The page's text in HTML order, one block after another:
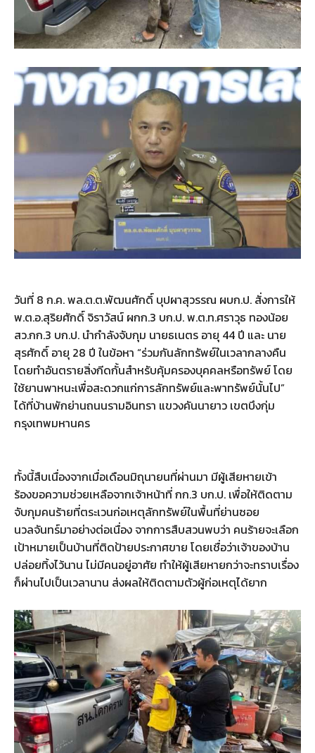
วันที่ 8 ก.ค. พล.ต.ต.พัฒนศักดิ์ บุปผาสุวรรณ ผบก.ป. สั่งการให้
พ.ต.อ.สุริยศักดิ์ จิราวัสน์ ผกก.3 บก.ป. พ.ต.ท.ศราวุธ ทองน้อย
สว.กก.3 บก.ป. นำกำลังจับกุม นายธเนตร อายุ 44 ปี และ นาย
สุรศักดิ์ อายุ 28 ปี ในข้อหา “ร่วมกันลักทรัพย์ในเวลากลางคืน
โดยทำอันตรายสิ่งกีดกั้นสำหรับคุ้มครองบุคคลหรือทรัพย์ โดย
ใช้ยานพาหนะเพื่อสะดวกแก่การลักทรัพย์และพาทรัพย์นั้นไป”
ได้ที่บ้านพักย่านถนนรามอินทรา แขวงคันนายาว เขตบึงกุ่ม
กรุงเทพมหานคร
ทั้งนี้สืบเนื่องจากเมื่อเดือนมิถุนายนที่ผ่านมา มีผู้เสียหายเข้า
ร้องขอความช่วยเหลือจากเจ้าหน้าที่ กก.3 บก.ป. เพื่อให้ติดตาม
จับกุมคนร้ายที่ตระเวนก่อเหตุลักทรัพย์ในพื้นที่ย่านซอย
นวลจันทร์มาอย่างต่อเนื่อง จากการสืบสวนพบว่า คนร้ายจะเลือก
เป้าหมายเป็นบ้านที่ติดป้ายประกาศขาย โดยเชื่อว่าเจ้าของบ้าน
ปล่อยทิ้งไว้นาน ไม่มีคนอยู่อาศัย ทำให้ผู้เสียหายกว่าจะทราบเรื่อง
ก็ผ่านไปเป็นเวลานาน ส่งผลให้ติดตามตัวผู้ก่อเหตุได้ยาก